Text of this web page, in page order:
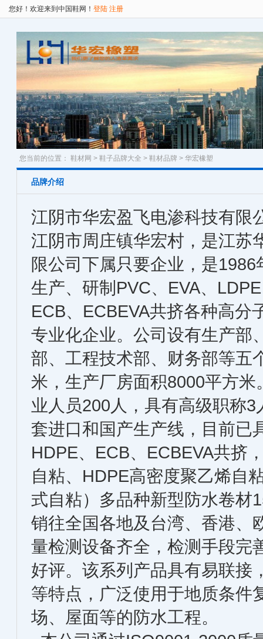
您好！欢迎来到中国鞋网！ 登陆 注册
您当前的位置： 鞋材网 > 鞋子品牌大全 > 鞋材品牌 > 华宏橡塑
品牌介绍
江阴市华宏盈飞电渗科技有限
江阴市周庄镇华宏村，是江苏
限公司下属只要企业，是1986
生产、研制PVC、EVA、
ECB、ECBEVA共挤各种高分
专业化企业。公司设有生产部
部、工程技术部、财务部等五
米，生产厂房面积8000平方
业人员200人，具有高级职称
套进口和国产生产线，目前已
HDPE、ECB、ECBEVA共挤
自粘、HDPE高密度聚乙烯自
式自粘）多品种新型防水卷材
销往全国各地及台湾、香港、
量检测设备齐全，检测手段完
好评。该系列产品具有易联接
等特点，广泛使用于地质条件
场、屋面等的防水工程。